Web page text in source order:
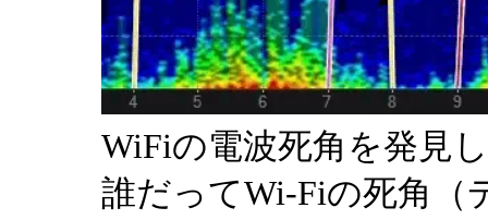
WiFiの電波死角を発見
誰だってWi-Fiの死角（